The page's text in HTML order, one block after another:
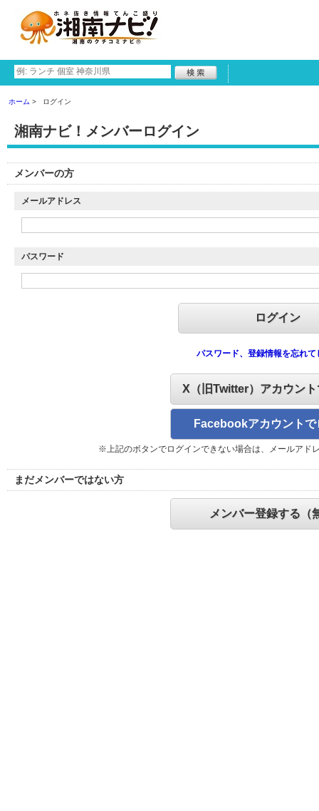
ホーム ログイン
湘南ナビ！メンバーログイン
メンバーの方
メールアドレス
パスワード
パスワード、登録情報を忘れて
X（旧Twitter）アカウン
Facebookアカウントで
※上記のボタンでログインできない場合は、メールアド
まだメンバーではない方
メンバー登録する（